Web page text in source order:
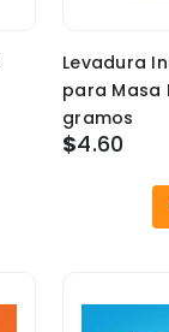
Levadura
para Masa
gramos
$4.60